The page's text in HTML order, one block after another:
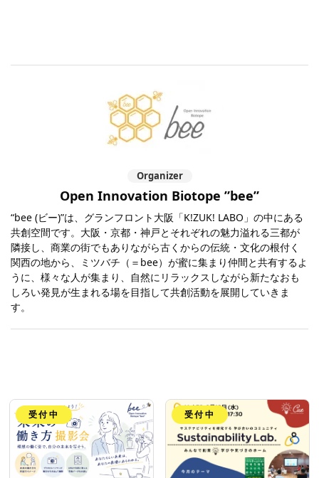
Organizer
Open Innovation Biotope ”bee”
“bee (ビー)”は、グランフロント大阪「K!ZUK! LABO」の中にある
共創空間です。大阪・京都・神戸とそれぞれの魅力溢れる三都が
隣接し、商業の街でもありながら古くからの伝統・文化の根付く
関西の地から、ミツバチ（＝bee）が蜜に集まり仲間と共有するよ
うに、様々な人が集まり、自然にリラックスしながら新たなおも
しろい発見が生まれる場を目指して共創活動を展開していきま
す。
受付中 受付中